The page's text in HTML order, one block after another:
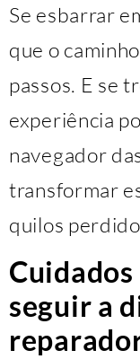
Se esbarrar
que o
passos. E se
experiência
navegador
transformar
quilos
seguir a